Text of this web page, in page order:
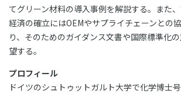
てグリーン材料の導入事例を解説する。また
経済の確立にはOEMやサプライチェーンとの
り、そのためのガイダンス文書や国際標準化
望する。
プロフィール
ドイツのシュトゥットガルト大学で化学博士